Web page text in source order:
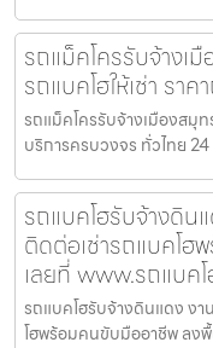
รถแม็คโครรับจ้างเ
รถแบคโฮให้เช่า ราค
รถแม็คโครรับจ้างเมืองสมุท
บริการครบวงจร ทั่วไทย
รถแบคโฮรับจ้างดิน
ติดต่อเช่ารถแบคโฮ
เลยที่ www.รถแบค
รถแบคโฮรับจ้างดินแดง งา
โฮพร้อมคนขับมืออาชีพ ลง